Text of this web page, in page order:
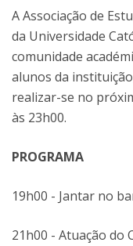
A Associação de
da Universidade
comunidade
alunos da
realizar-se no
às 23h00.
PROGRAMA
19h00 - Jantar no
21h00 - Atuação do